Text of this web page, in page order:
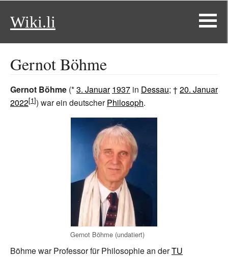
Wiki.li
Gernot Böhme
Gernot Böhme (*3. Januar 1937 in Dessau; †20. Januar
2022
) war ein deutscherPhilosoph.
Gernot Böhme (undatiert)
Böhme war Professor für Philosophie an derTU